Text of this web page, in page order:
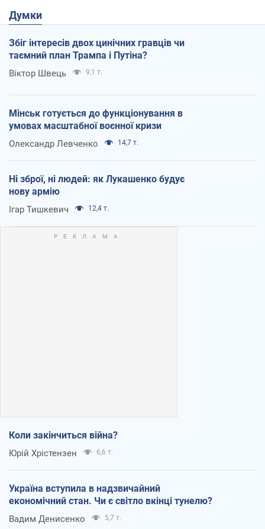
Думки
Збіг інтересів двох цинічних гравців чи
таємний план Трампа і Путіна?
Віктор Швець 9,1 т.
Мінськ готується до функціонування в
умовах масштабної воєнної кризи
Олександр Левченко 14,7 т.
Ні зброї, ні людей: як Лукашенко будує
нову армію
Ігар Тишкевич 12,4 т.
Коли закінчиться війна?
Юрій Хрістензен 6,6 т.
Україна вступила в надзвичайний
економічний стан. Чи є світло вкінці тунелю?
Вадим Денисенко 5,7 т.